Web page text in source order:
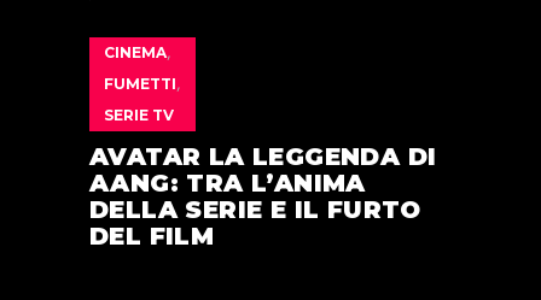
CINEMA,
FUMETTI,
SERIE TV
AVATAR LA LEGGENDA DI
AANG: TRA L’ANIMA
DELLA SERIE E IL FURTO
DEL FILM